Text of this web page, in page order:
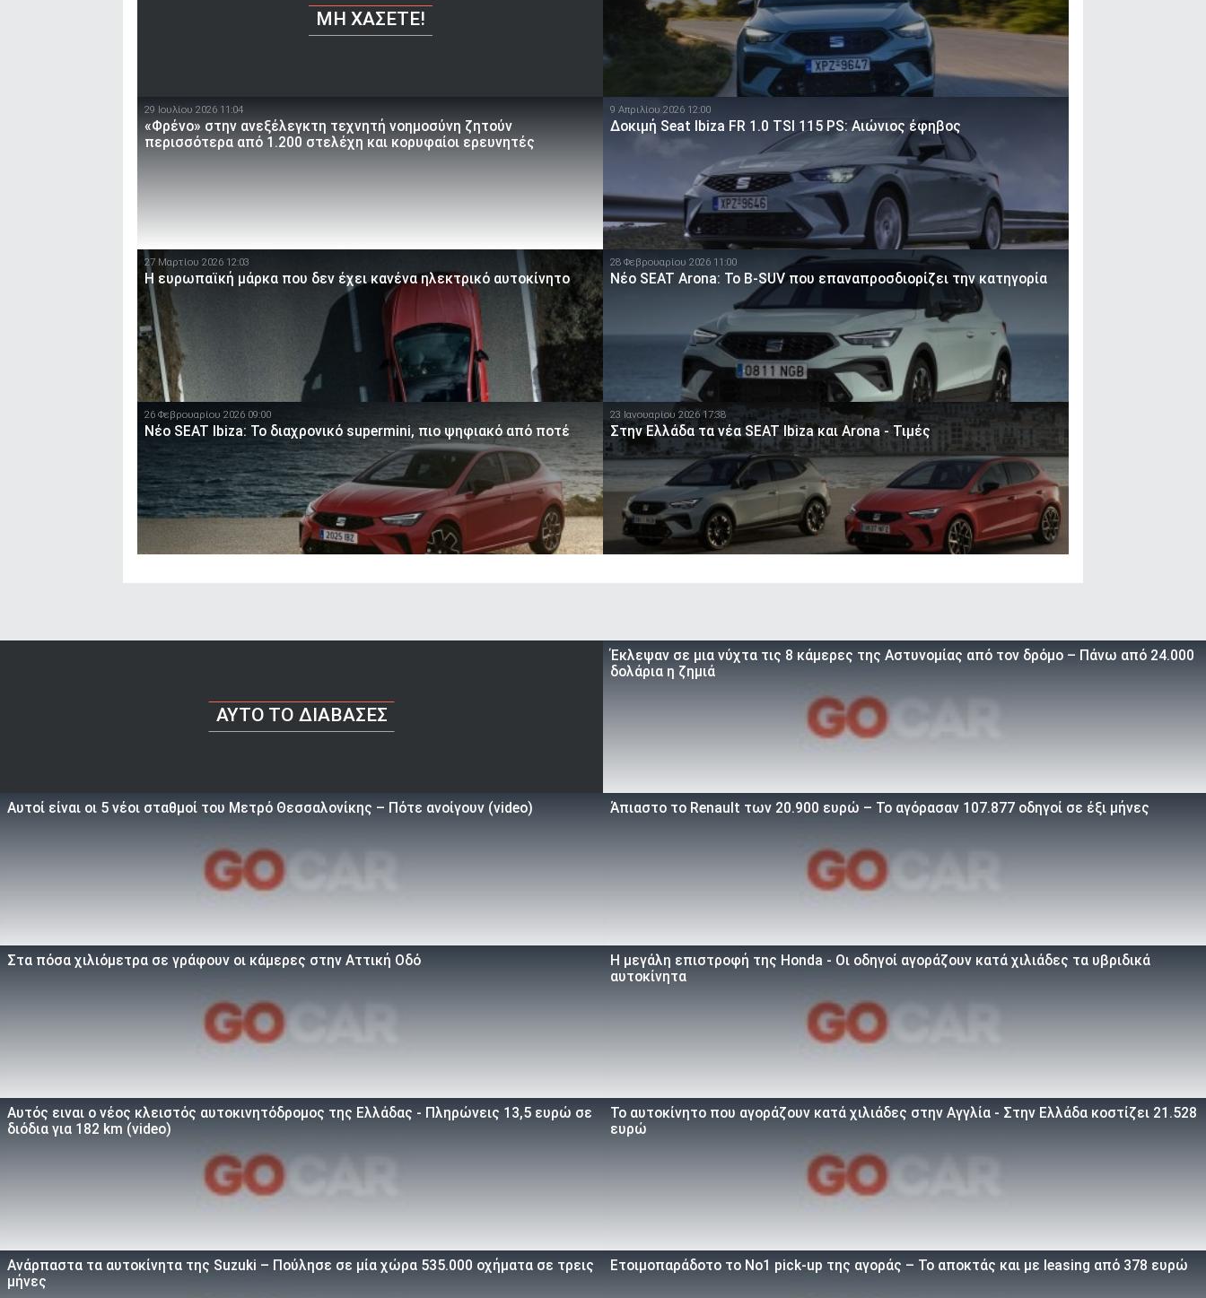
ΜΗ ΧΆΣΕΤΕ!
29 Ιουλίου 2026 11:04
«Φρένο» στην ανεξέλεγκτη τεχνητή νοημοσύνη ζητούν
περισσότερα από 1.200 στελέχη και κορυφαίοι ερευνητές
9 Απριλίου 2026 12:00
Δοκιμή Seat Ibiza FR 1.0 TSI 115 PS: Αιώνιος έφηβος
27 Μαρτίου 2026 12:03
Η ευρωπαϊκή μάρκα που δεν έχει κανένα ηλεκτρικό αυτοκίνητο
28 Φεβρουαρίου 2026 11:00
Νέο SEAT Arona: Το B-SUV που επαναπροσδιορίζει την κατηγορία
26 Φεβρουαρίου 2026 09:00
Νέο SEAT Ibiza: Το διαχρονικό supermini, πιο ψηφιακό από ποτέ
23 Ιανουαρίου 2026 17:38
Στην Ελλάδα τα νέα SEAT Ibiza και Arona - Τιμές
AYTO TO ΔΙΑΒΑΣΕΣ
Έκλεψαν σε μια νύχτα τις 8 κάμερες της Αστυνομίας από τον δρόμο – Πάνω από 24.000
δολάρια η ζημιά
Αυτοί είναι οι 5 νέοι σταθμοί του Μετρό Θεσσαλονίκης – Πότε ανοίγουν (video) Άπιαστο το Renault των 20.900 ευρώ – Το αγόρασαν 107.877 οδηγοί σε έξι μήνες
Στα πόσα χιλιόμετρα σε γράφουν οι κάμερες στην Αττική Οδό
Η μεγάλη επιστροφή της Honda - Οι οδηγοί αγοράζουν κατά χιλιάδες τα υβριδικά
αυτοκίνητα
Αυτός ειναι ο νέος κλειστός αυτοκινητόδρομος της Ελλάδας - Πληρώνεις 13,5 ευρώ σε
διόδια για 182 km (video)
To αυτοκίνητο που αγοράζουν κατά χιλιάδες στην Αγγλία - Στην Ελλάδα κοστίζει 21.528
ευρώ
Ανάρπαστα τα αυτοκίνητα της Suzuki – Πούλησε σε μία χώρα 535.000 οχήματα σε τρεις
μήνες
Ετοιμοπαράδοτο το Νο1 pick-up της αγοράς – Το αποκτάς και με leasing από 378 ευρώ